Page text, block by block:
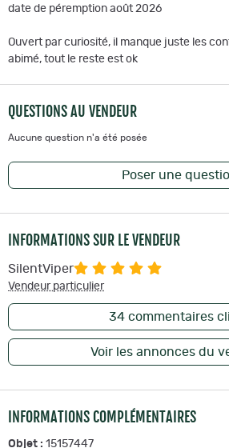
date de péremption août 2026
Ouvert par curiosité, il manque juste les
abimé, tout le reste est ok
QUESTIONS AU VENDEUR
Aucune question n'a été posée
Poser une
INFORMATIONS SUR LE VENDEUR
SilentViper
Vendeur particulier
34commentaires
Voir les annonces du
INFORMATIONS COMPLÉMENTAIRES
Objet : 15157447